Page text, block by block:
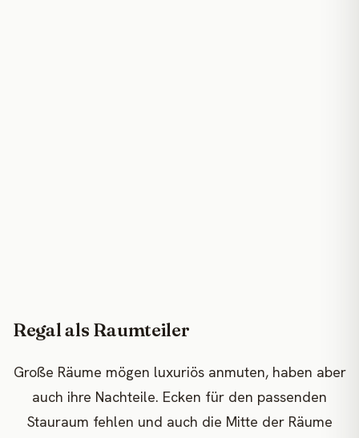
Regal als Raumteiler
Große Räume mögen luxuriös anmuten, haben aber
auch ihre Nachteile. Ecken für den passenden
Stauraum fehlen und auch die Mitte der Räume